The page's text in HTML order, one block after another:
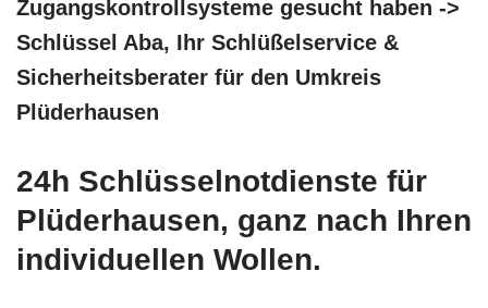
Zugangskontrollsysteme gesucht haben ->
Schlüssel Aba, Ihr Schlüßelservice &
Sicherheitsberater für den Umkreis
Plüderhausen
24h Schlüsselnotdienste für
Plüderhausen, ganz nach Ihren
individuellen Wollen.